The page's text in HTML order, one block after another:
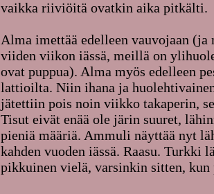
vaikka riiviöitä ovatkin aika pitkälti.
Alma imettää edelleen vauvojaan
viiden viikon iässä, meillä on
ovat puppua). Alma myös edelleen
lattioilta. Niin ihana ja
jätettiin pois noin viikko takaperin,
Tisut eivät enää ole järin suuret,
pieniä määriä. Ammuli näyttää nyt
kahden vuoden iässä. Raasu. Turkki
pikkuinen vielä, varsinkin sitten,